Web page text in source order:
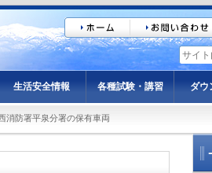
生活安全情報 各種試験・講習 ダウ
消防署平泉分署の保有車両